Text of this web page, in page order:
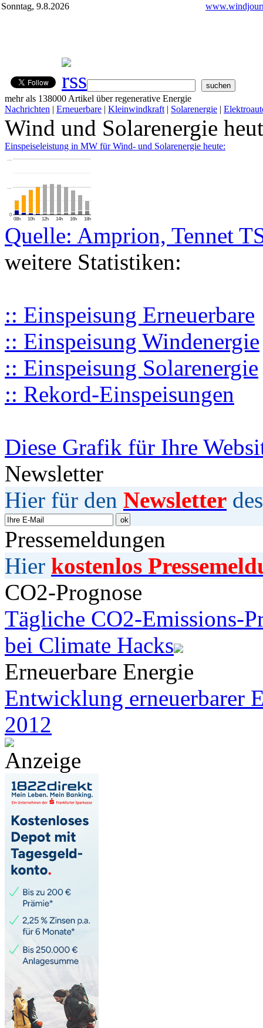
Sonntag, 9.8.2026
mehr als 138000 Artikel über regenerative Energie
Nachrichten | Erneuerbare | Kleinwindkraft | Solarenergie |
Wind und Solarenergie
Einspeiseleistung in MW für Wind- und Solarenergie heute:
08h 10h 12h 14h 16h 18h
0
…
…
Quelle: Amprion, Tennet
weitere Statistiken:
:: Einspeisung Erneuerbare
:: Einspeisung Windenergie
:: Einspeisung Solarenergie
:: Rekord-Einspeisungen
Diese Grafik für Ihre
Newsletter
Hier für den Newsletter
Pressemeldungen
Hier kostenlos
CO2-Prognose
Tägliche CO2-Emissions-
bei Climate Hacks
Erneuerbare Energie
Entwicklung erneuerbarer
2012
Anzeige